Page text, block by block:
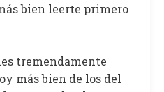
bien leerte primero
tremendamente
más bien de los del